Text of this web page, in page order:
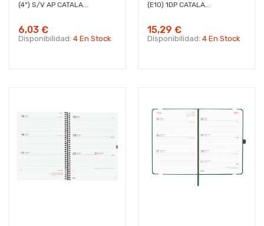
(4º) S/V AP CATALA...
6,03 €
Disponibilidad: 4 En Stock
(E10) 1DP CATALA...
15,29 €
Disponibilidad: 4 En Stock